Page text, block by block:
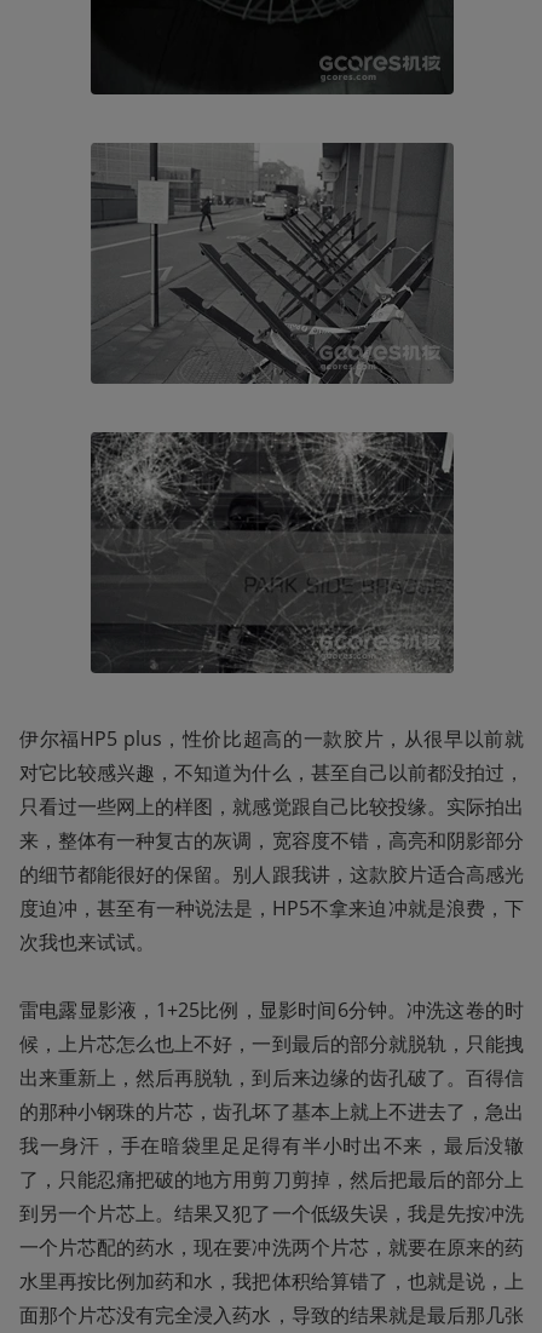
伊尔福HP5 plus，性价比超高的一款胶片，从很早以前就
对它比较感兴趣，不知道为什么，甚至自己以前都没拍过，
只看过一些网上的样图，就感觉跟自己比较投缘。实际拍出
来，整体有一种复古的灰调，宽容度不错，高亮和阴影部分
的细节都能很好的保留。别人跟我讲，这款胶片适合高感光
度迫冲，甚至有一种说法是，HP5不拿来迫冲就是浪费，下
次我也来试试。
雷电露显影液，1+25比例，显影时间6分钟。冲洗这卷的时
候，上片芯怎么也上不好，一到最后的部分就脱轨，只能拽
出来重新上，然后再脱轨，到后来边缘的齿孔破了。百得信
的那种小钢珠的片芯，齿孔坏了基本上就上不进去了，急出
我一身汗，手在暗袋里足足得有半小时出不来，最后没辙
了，只能忍痛把破的地方用剪刀剪掉，然后把最后的部分上
到另一个片芯上。结果又犯了一个低级失误，我是先按冲洗
一个片芯配的药水，现在要冲洗两个片芯，就要在原来的药
水里再按比例加药和水，我把体积给算错了，也就是说，上
面那个片芯没有完全浸入药水，导致的结果就是最后那几张